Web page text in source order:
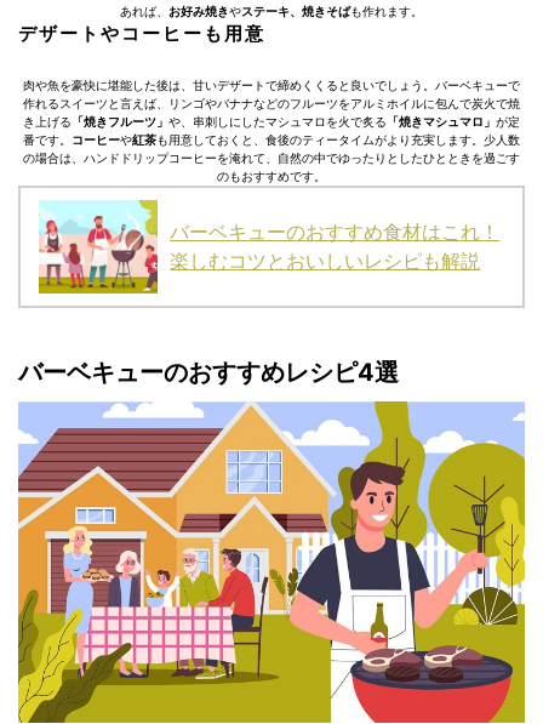
あれば、 お好み焼きやステーキ、焼きそばも作れます。
デザートやコーヒーも用意
肉や魚を豪快に堪能した後は、甘いデザートで締めくくると良いでしょう。バーベキューで
作れるスイーツと言えば、リンゴやバナナなどのフルーツをアルミホイルに包んで炭火で焼
き上げる 「焼きフルーツ」 や、串刺しにしたマシュマロを火で炙る 「焼きマシュマロ」 が定
番です。 コーヒーや紅茶も用意しておくと、食後のティータイムがより充実します。少人数
の場合は、ハンドドリップコーヒーを淹れて、自然の中でゆったりとしたひとときを過ごす
のもおすすめです。
バーベキューのおすすめ食材はこれ！
楽しむコツとおいしいレシピも解説
バーベキューのおすすめレシピ4選